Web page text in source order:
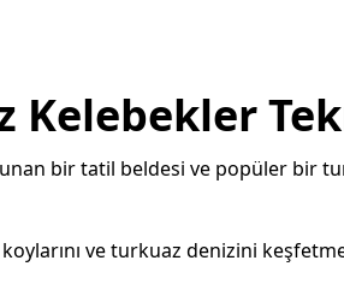
Kelebekler
bir tatil beldesi ve popüler bir
ve turkuaz denizini